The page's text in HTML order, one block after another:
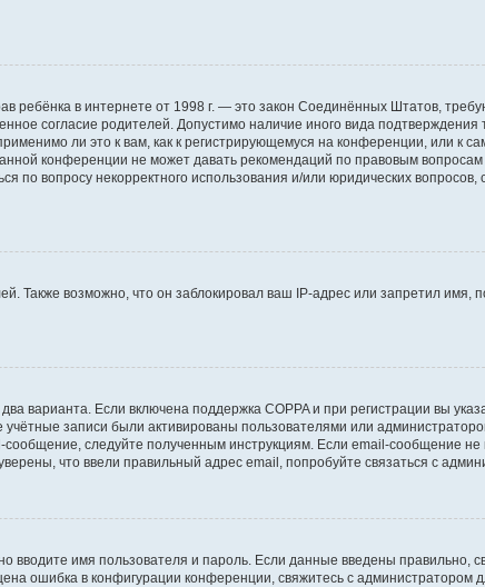
ребёнка в интернете от 1998 г. — это закон Соединённых Штатов,
согласие родителей. Допустимо наличие иного вида подтверждения
ли это к вам, как к регистрирующемуся на конференции, или к
конференции не может давать рекомендаций по правовым
по вопросу некорректного использования и/или юридических
Также возможно, что он заблокировал ваш IP-адрес или запретил имя,
варианта. Если включена поддержка COPPA и при регистрации вы
записи были активированы пользователями или
следуйте полученным инструкциям. Если email-сообщение не
что ввели правильный адрес email, попробуйте связаться с
вводите имя пользователя и пароль. Если данные введены правильно,
ошибка в конфигурации конференции, свяжитесь с администратором